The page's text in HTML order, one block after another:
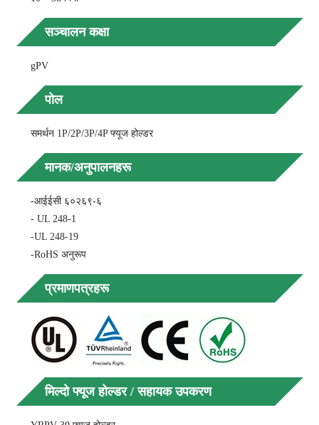
सञ्चालन कक्षा
gPV
पोल
समर्थन 1P/2P/3P/4P फ्यूज होल्डर
मानक/अनुपालनहरू
-आईईसी ६०२६९-६
- UL 248-1
-UL 248-19
-RoHS अनुरूप
प्रमाणपत्रहरू
मिल्दो फ्यूज होल्डर / सहायक उपकरण